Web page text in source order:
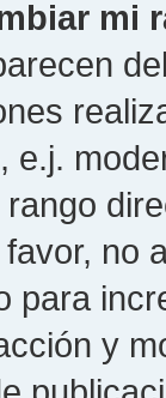
mi
e.j.
no
para
y